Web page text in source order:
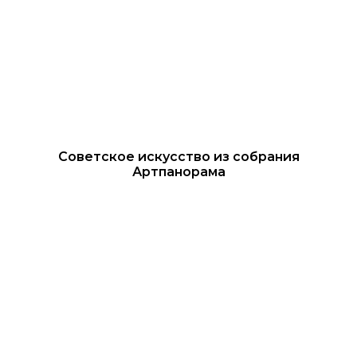
Советское искусство из собрания
Артпанорама